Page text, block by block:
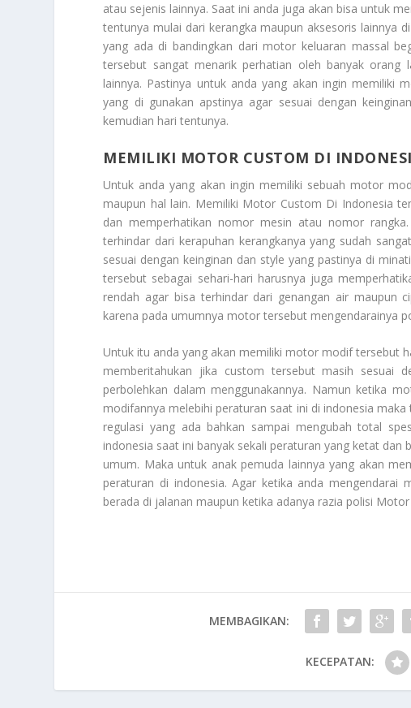
atau sejenis lainnya. Saat ini anda juga akan bisa untuk
tentunya mulai dari kerangka maupun aksesoris lainnya
yang ada di bandingkan dari motor keluaran massal
tersebut sangat menarik perhatian oleh banyak
lainnya. Pastinya untuk anda yang akan ingin memiliki
yang di gunakan apstinya agar sesuai dengan
kemudian hari tentunya.
MEMILIKI MOTOR CUSTOM DI
Untuk anda yang akan ingin memiliki sebuah motor
maupun hal lain. Memiliki Motor Custom Di Indonesia
dan memperhatikan nomor mesin atau nomor
terhindar dari kerapuhan kerangkanya yang sudah
sesuai dengan keinginan dan style yang pastinya di
tersebut sebagai sehari-hari harusnya juga
rendah agar bisa terhindar dari genangan air maupun
karena pada umumnya motor tersebut mengendarainya
Untuk itu anda yang akan memiliki motor modif tersebut
memberitahukan jika custom tersebut masih sesuai
perbolehkan dalam menggunakannya. Namun ketika
modifannya melebihi peraturan saat ini di indonesia
regulasi yang ada bahkan sampai mengubah total
indonesia saat ini banyak sekali peraturan yang ketat
umum. Maka untuk anak pemuda lainnya yang akan
peraturan di indonesia. Agar ketika anda
berada di jalanan maupun ketika adanya razia polisi
MEMBAGIKAN:
KECEPATAN: